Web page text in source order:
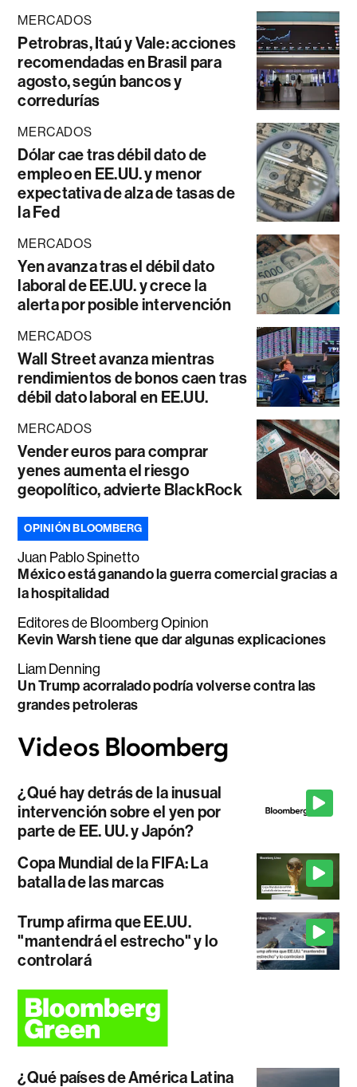
MERCADOS
Petrobras, Itaú y Vale: acciones
recomendadas en Brasil para
agosto, según bancos y
corredurías
MERCADOS
Dólar cae tras débil dato de
empleo en EE.UU. y menor
expectativa de alza de tasas de
la Fed
MERCADOS
Yen avanza tras el débil dato
laboral de EE.UU. y crece la
alerta por posible intervención
MERCADOS
Wall Street avanza mientras
rendimientos de bonos caen tras
débil dato laboral en EE.UU.
MERCADOS
Vender euros para comprar
yenes aumenta el riesgo
geopolítico, advierte BlackRock
OPINIÓN BLOOMBERG
Juan Pablo Spinetto
México está ganando la guerra comercial gracias a
la hospitalidad
Editores de Bloomberg Opinion
Kevin Warsh tiene que dar algunas explicaciones
Liam Denning
Un Trump acorralado podría volverse contra las
grandes petroleras
¿Qué hay detrás de la inusual
intervención sobre el yen por
parte de EE. UU. y Japón?
Copa Mundial de la FIFA: La
batalla de las marcas
Trump afirma que EE.UU.
"mantendrá el estrecho" y lo
controlará
¿Qué países de América Latina